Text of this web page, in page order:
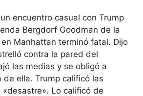
encuentro casual con Trump
Bergdorf Goodman de la
Manhattan terminó fatal. Dijo
contra la pared del
las medias y se obligó a
de ella. Trump calificó las
«desastre». Lo calificó de